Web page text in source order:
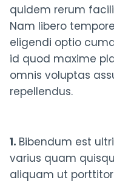
quidem rerum
Nam libero
eligendi optio
id quod maxime
omnis voluptas
repellendus.
1. Bibendum est
varius quam
aliquam ut